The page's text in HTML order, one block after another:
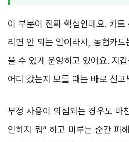
이 부분이 진짜 핵심인데요. 카
리면 안 되는 일이라서, 농협카
을 수 있게 운영하고 있어요. 지
어디 갔는지 모를 때는 바로 신
부정 사용이 의심되는 경우도 마
인하지 뭐” 하고 미루는 순간 피